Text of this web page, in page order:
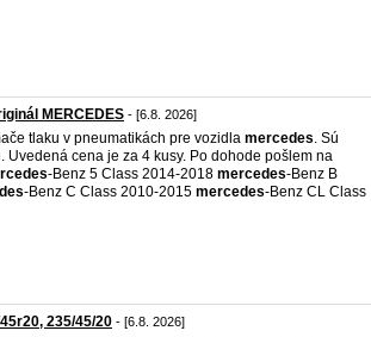
MERCEDES - [6.8. 2026]
tlaku v pneumatikách pre vozidla mercedes. Sú
Uvedená cena je za 4 kusy. Po dohode pošlem na
-Benz 5 Class 2014-2018 mercedes-Benz B
-Benz C Class 2010-2015 mercedes-Benz CL Class
235/45/20 - [6.8. 2026]